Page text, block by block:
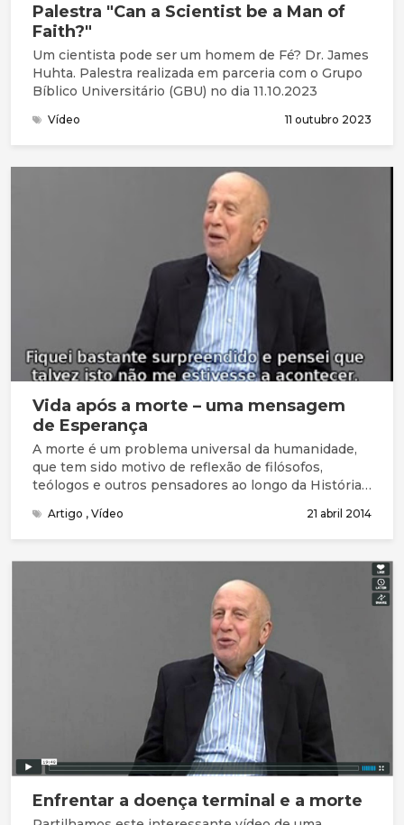
Palestra "Can a Scientist be a Man of
Faith?"
Um cientista pode ser um homem de Fé? Dr. James
Huhta. Palestra realizada em parceria com o Grupo
Bíblico Universitário (GBU) no dia 11.10.2023
Vídeo 11 outubro 2023
Vida após a morte – uma mensagem
de Esperança
A morte é um problema universal da humanidade,
que tem sido motivo de reflexão de filósofos,
teólogos e outros pensadores ao longo da História.
encontrei seis características que a identificam. A
morte é um mistério, é universal, é um tabu, é um
inimigo, é imprevisível e é inevitável. A mensagem
de esperança sobre a vida após a morte
fundamenta-se na fé cristã e na minha convicção
pessoal de que na pessoa de Jesus Cristo
encontramos a resposta ao problema da morte,
pois não só a Sua Vida dá sentido à morte como
também a Sua morte sacrificial e voluntária pela
humanidade confere sentido à vida de todos
aqueles que, ao longo dos séculos, O aceitam e
seguem como o Messias prometido.
Artigo , Vídeo 21 abril 2014
Enfrentar a doença terminal e a morte